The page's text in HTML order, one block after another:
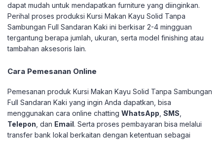
dapat mudah untuk mendapatkan furniture yang diinginkan.
Perihal proses produksi Kursi Makan Kayu Solid Tanpa
Sambungan Full Sandaran Kaki ini berkisar 2-4 mingguan
tergantung berapa jumlah, ukuran, serta model finishing atau
tambahan aksesoris lain.
Cara Pemesanan Online
Pemesanan produk Kursi Makan Kayu Solid Tanpa Sambungan
Full Sandaran Kaki yang ingin Anda dapatkan, bisa
menggunakan cara online chatting WhatsApp SMS
Telepon , dan Email. Serta proses pembayaran bisa melalui
transfer bank lokal berkaitan dengan ketentuan sebagai